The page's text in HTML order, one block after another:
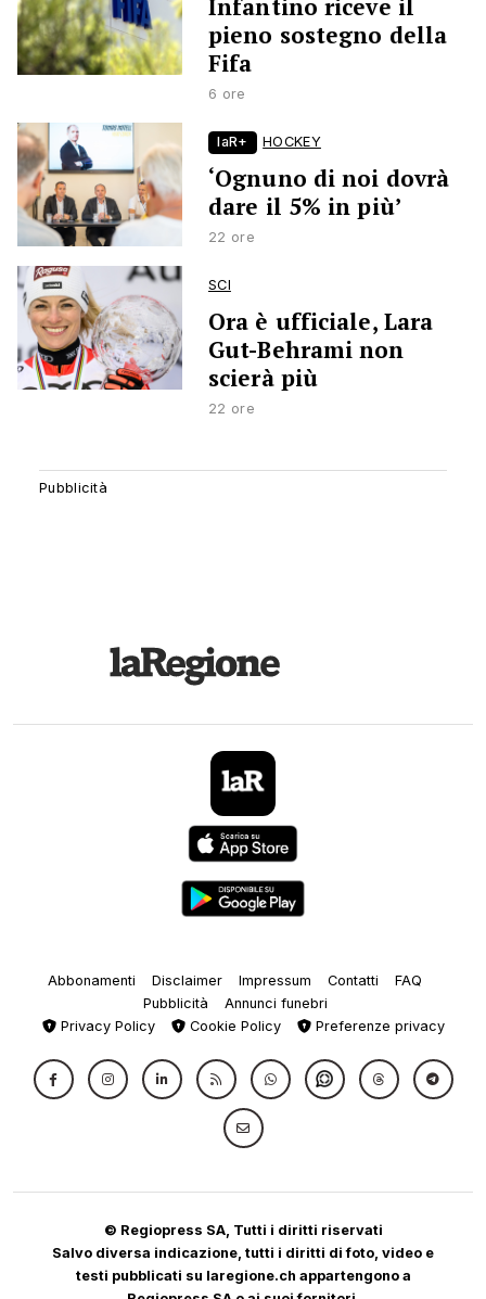
Infantino riceve il
pieno sostegno della
Fifa
6 ore
laR+ HOCKEY
‘Ognuno di noi dovrà
dare il 5% in più’
22 ore
SCI
Ora è ufficiale, Lara
Gut-Behrami non
scierà più
22 ore
Abbonamenti Disclaimer Impressum Contatti
FAQ
Pubblicità
Annunci funebri
Privacy Policy
Cookie Policy Preferenze privacy
© Regiopress SA, Tutti i diritti riservati
Salvo diversa indicazione, tutti i diritti di foto, video e
testi pubblicati su laregione.ch appartengono a